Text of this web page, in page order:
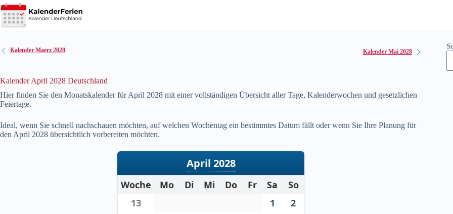
Zum
Inhalt
springen
Kalender Maerz 2028 Kalender Mai 2028
Kalender April 2028 Deutschland
Hier finden Sie den Monatskalender für April 2028 mit einer vollständigen Übersicht aller Tage, Kalenderwochen und gesetzlichen
Feiertage.
Ideal, wenn Sie schnell nachschauen möchten, auf welchen Wochentag ein bestimmtes Datum fällt oder wenn Sie Ihre Planung für
den April 2028 übersichtlich vorbereiten möchten.
April 2028
Woche Mo Di Mi Do Fr Sa
So
13
1
2